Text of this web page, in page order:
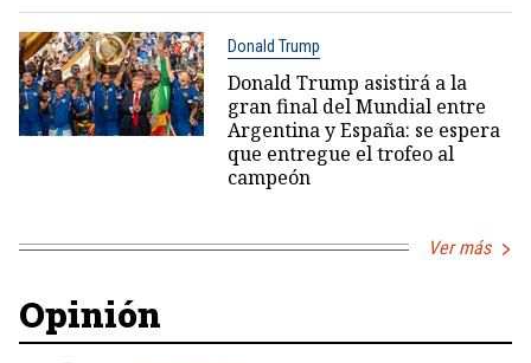
Donald Trump
Donald Trump asistirá a la
gran final del Mundial entre
Argentina y España: se espera
que entregue el trofeo al
campeón
Ver más
Opinión